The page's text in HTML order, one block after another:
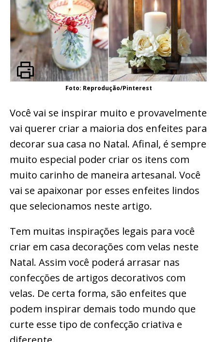
Foto: Reprodução/Pinterest
Você vai se inspirar muito e provavelmente
vai querer criar a maioria dos enfeites para
decorar sua casa no Natal. Afinal, é sempre
muito especial poder criar os itens com
muito carinho de maneira artesanal. Você
vai se apaixonar por esses enfeites lindos
que selecionamos neste artigo.
Tem muitas inspirações legais para você
criar em casa decorações com velas neste
Natal. Assim você poderá arrasar nas
confecções de artigos decorativos com
velas. De certa forma, são enfeites que
podem inspirar demais todo mundo que
curte esse tipo de confecção criativa e